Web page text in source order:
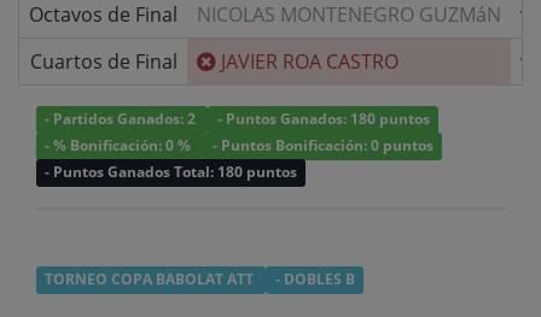
Octavos de Final
NICOLAS MONTENEGRO GUZMáN
Cuartos de Final
JAVIER ROA CASTRO
- Partidos Ganados: 2
- Puntos Ganados: 180 puntos
- % Bonificación: 0 %
- Puntos Bonificación: 0 puntos
- Puntos Ganados Total: 180 puntos
TORNEO COPA BABOLAT ATT - DOBLES B